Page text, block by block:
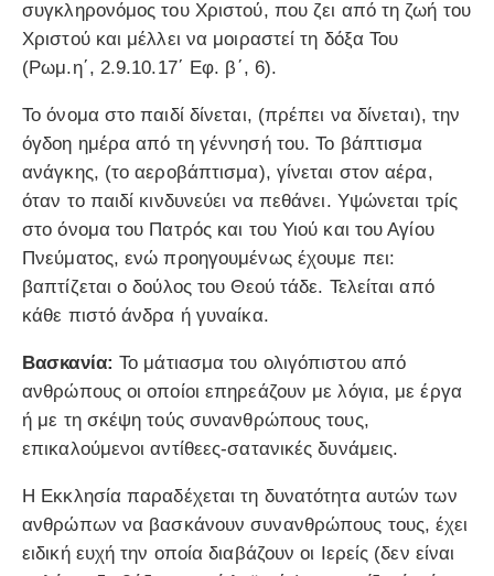
συγκληρονόμος του Χριστού, που ζει από τη ζωή του
Χριστού και μέλλει να μοιραστεί τη δόξα Του
(Ρωμ.η΄, 2.9.10.17΄ Εφ. β΄, 6).
Το όνομα στο παιδί δίνεται, (πρέπει να δίνεται), την
όγδοη ημέρα από τη γέννησή του. Το βάπτισμα
ανάγκης, (το αεροβάπτισμα), γίνεται στον αέρα,
όταν το παιδί κινδυνεύει να πεθάνει. Υψώνεται τρίς
στο όνομα του Πατρός και του Υιού και του Αγίου
Πνεύματος, ενώ προηγουμένως έχουμε πει:
βαπτίζεται ο δούλος του Θεού τάδε. Τελείται από
κάθε πιστό άνδρα ή γυναίκα.
Βασκανία: Το μάτιασμα του ολιγόπιστου από
ανθρώπους οι οποίοι επηρεάζουν με λόγια, με έργα
ή με τη σκέψη τούς συνανθρώπους τους,
επικαλούμενοι αντίθεες-σατανικές δυνάμεις.
Η Εκκλησία παραδέχεται τη δυνατότητα αυτών των
ανθρώπων να βασκάνουν συνανθρώπους τους, έχει
ειδική ευχή την οποία διαβάζουν οι Ιερείς (δεν είναι